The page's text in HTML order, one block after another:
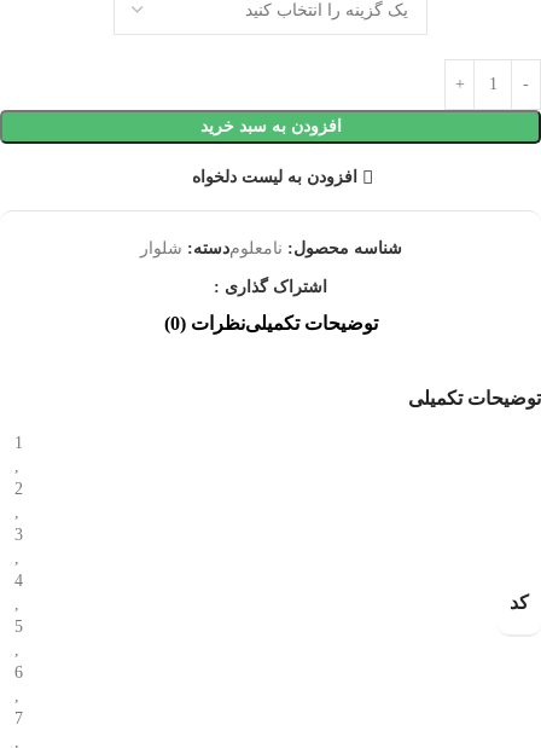
افزودن به سبد خرید
افزودن به لیست دلخواه
شناسه محصول: نامعلومدسته: شلوار
اشتراک گذاری :
توضیحات تکمیلینظرات (0)
توضیحات تکمیلی
کد
1
,
2
,
3
,
4
,
5
,
6
,
7
,